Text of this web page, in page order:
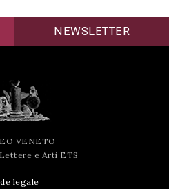
NEWSLETTER
VENETO
e Arti ETS
legale